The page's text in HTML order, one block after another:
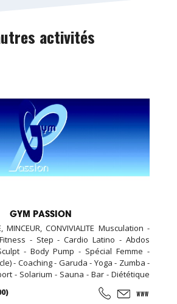
activités
GYM PASSION
MINCEUR, CONVIVIALITE Musculation -
- Step - Cardio Latino - Abdos
- Body Pump - Spécial Femme -
- Coaching - Garuda - Yoga - Zumba -
- Solarium - Sauna - Bar - Diététique
rendre visite, la première séance est
inscription, l'accès au sauna est offert